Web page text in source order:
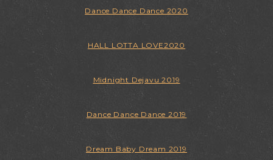
Dance Dance Dance 2020
HALL LOTTA LOVE2020
Midnight Dejavu 2019
Dance Dance Dance 2019
Dream Baby Dream 2019